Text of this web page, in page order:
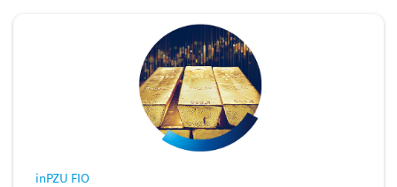
inPZU FIO